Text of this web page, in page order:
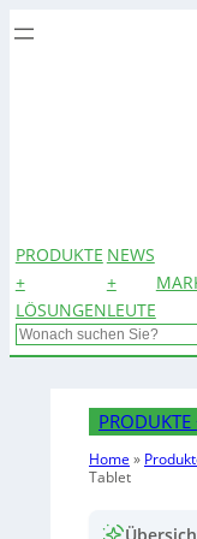
PRODUKTE
+
LÖSUNGEN
NEWS
+
LEUTE
Search
Home »
Tablet